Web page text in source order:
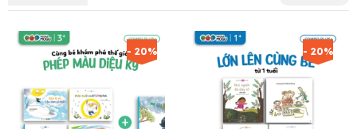
- 20% - 20%